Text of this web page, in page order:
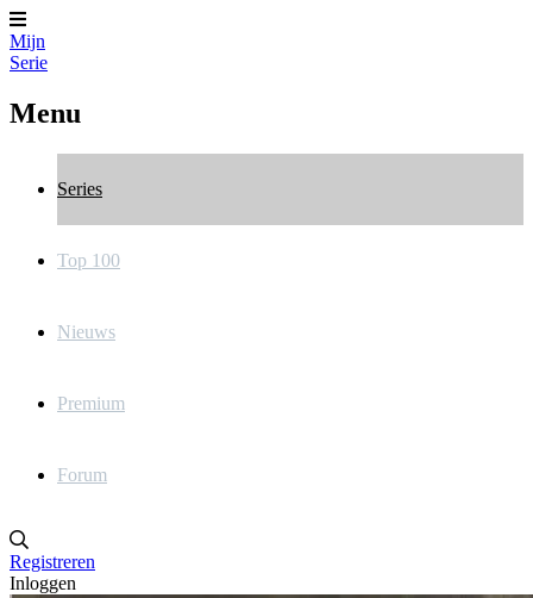
Mijn
Serie
Menu
Series
Top 100
Nieuws
Premium
Forum
Registreren
Inloggen